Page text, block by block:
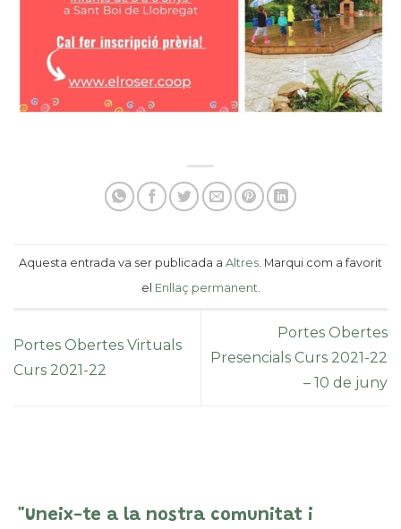
Aquesta entrada va ser publicada a Altres. Marqui com a favorit
el Enllaç permanent.
Portes Obertes Virtuals
Curs 2021-22
Portes Obertes
Presencials Curs 2021-22
– 10 de juny
"Uneix-te a la nostra comunitat i